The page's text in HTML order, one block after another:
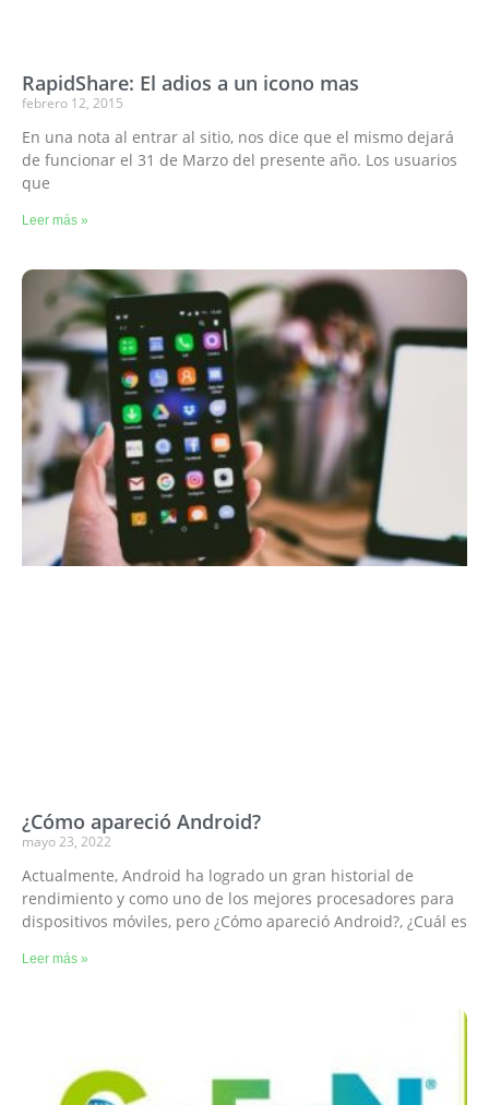
RapidShare: El adios a un icono mas
febrero 12, 2015
En una nota al entrar al sitio, nos dice que el mismo dejará
de funcionar el 31 de Marzo del presente año. Los usuarios
que
Leer más »
¿Cómo apareció Android?
mayo 23, 2022
Actualmente, Android ha logrado un gran historial de
rendimiento y como uno de los mejores procesadores para
dispositivos móviles, pero ¿Cómo apareció Android?, ¿Cuál es
Leer más »